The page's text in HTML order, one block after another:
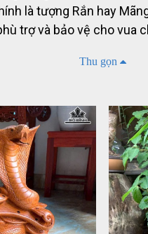
là tượng Rắn hay
trợ và bảo vệ cho vua
Thu gọn